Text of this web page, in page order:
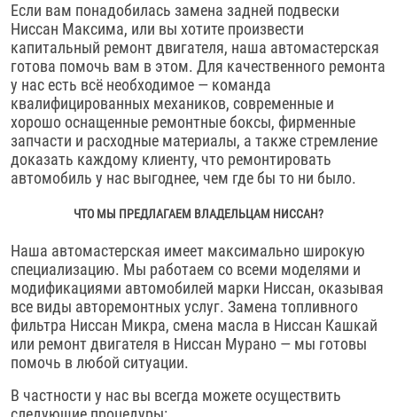
Если вам понадобилась замена задней подвески
Ниссан Максима, или вы хотите произвести
капитальный ремонт двигателя, наша автомастерская
готова помочь вам в этом. Для качественного ремонта
у нас есть всё необходимое — команда
квалифицированных механиков, современные и
хорошо оснащенные ремонтные боксы, фирменные
запчасти и расходные материалы, а также стремление
доказать каждому клиенту, что ремонтировать
автомобиль у нас выгоднее, чем где бы то ни было.
ЧТО МЫ ПРЕДЛАГАЕМ ВЛАДЕЛЬЦАМ НИССАН?
Наша автомастерская имеет максимально широкую
специализацию. Мы работаем со всеми моделями и
модификациями автомобилей марки Ниссан, оказывая
все виды авторемонтных услуг. Замена топливного
фильтра Ниссан Микра, смена масла в Ниссан Кашкай
или ремонт двигателя в Ниссан Мурано — мы готовы
помочь в любой ситуации.
В частности у нас вы всегда можете осуществить